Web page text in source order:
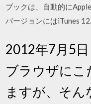
ブックは、自動的に
バージョンにはiTunes
2012年7月5
ブラウザにこ
ますが、そん